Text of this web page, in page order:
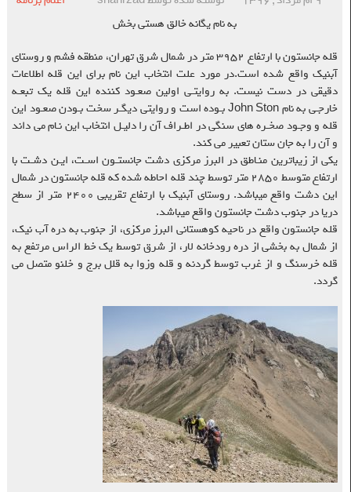
به نام یگانه خالق هستی بخش
قله جانستون با ارتفاع ۳۹۵۲ متر در شمال شرق تهران، منطقه فشم و روستای
آبنیک واقع شده است.در مورد علت انتخاب این نام برای این قله اطلاعات
دقیقی در دست نیست. به روایتـی اولین صعـود کننده این قله یک تبعـه
خارجـی به نام John Ston بـوده است و روایتی دیگـر سخت بـودن صعـود این
قله و وجـود صخـره های سنگی در اطـراف آن را دلیـل انتخاب این نـام می داند
و آن را به جان ستان تعبیر می کند.
یکی از زیباترین منـاطق در البرز مرکزی دشت جانستـون اسـت، ایـن دشـت با
ارتفاع متوسط ۲۸۵۰ متر توسط چند قله احاطه شده که قله جانستون در شمال
این دشت واقع میباشد. روستای آبنیک با ارتفاع تقریبی ۲۴۰۰ متر از سطح
دریا در جنوب دشت جانستون واقع میباشد.
قله جانستون واقع در ناحیه کوهستانی البرز مرکزی، از جنوب به دره آب نیک،
از شمال به بخشی از دره رودخانه لار، از شرق توسط یک خط الراس مرتفع به
قله خرسنگ و از غرب توسط گردنه و قله وزوا به قلل برج و خلنو متصل می
گردد.